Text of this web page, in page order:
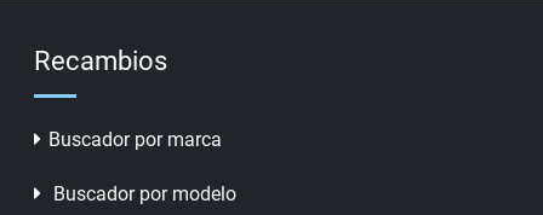
Recambios
Buscador por marca
Buscador por modelo